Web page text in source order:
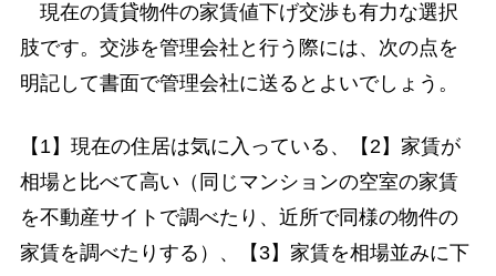
現在の賃貸物件の家賃値下げ交渉も有力な選択
肢です。交渉を管理会社と行う際には、次の点を
明記して書面で管理会社に送るとよいでしょう。
【1】現在の住居は気に入っている、【2】家賃が
相場と比べて高い（同じマンションの空室の家賃
を不動産サイトで調べたり、近所で同様の物件の
家賃を調べたりする）、【3】家賃を相場並みに下